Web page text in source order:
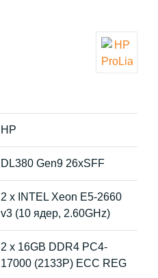
HP
DL380 Gen9 26xSFF
2 x INTEL Xeon E5-2660
v3 (10 ядер, 2.60GHz)
2 x 16GB DDR4 PC4-
17000 (2133P) ECC REG